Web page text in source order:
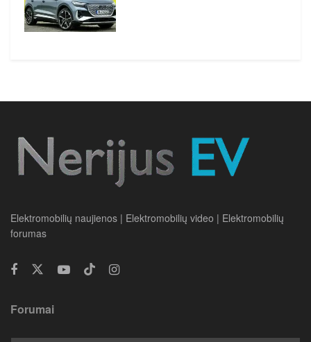
Elektromobilių naujienos | Elektromobilių video | Elektromobilių
forumas
Forumai